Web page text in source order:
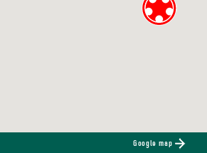
Google map